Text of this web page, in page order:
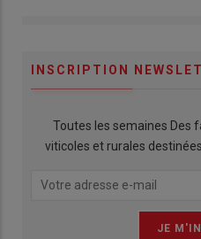
INSCRIPTION
Toutes les semaines Des
viticoles et rurales